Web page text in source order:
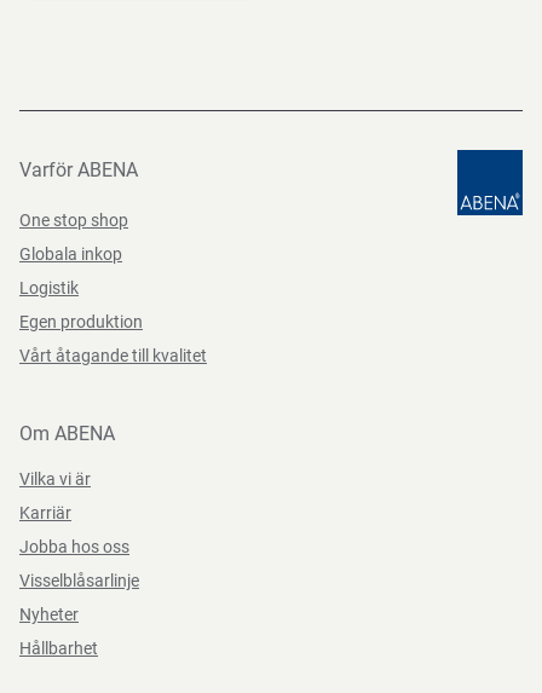
Varför ABENA
One stop shop
Globala inkop
Logistik
Egen produktion
Vårt åtagande till kvalitet
Om ABENA
Vilka vi är
Karriär
Jobba hos oss
Visselblåsarlinje
Nyheter
Hållbarhet